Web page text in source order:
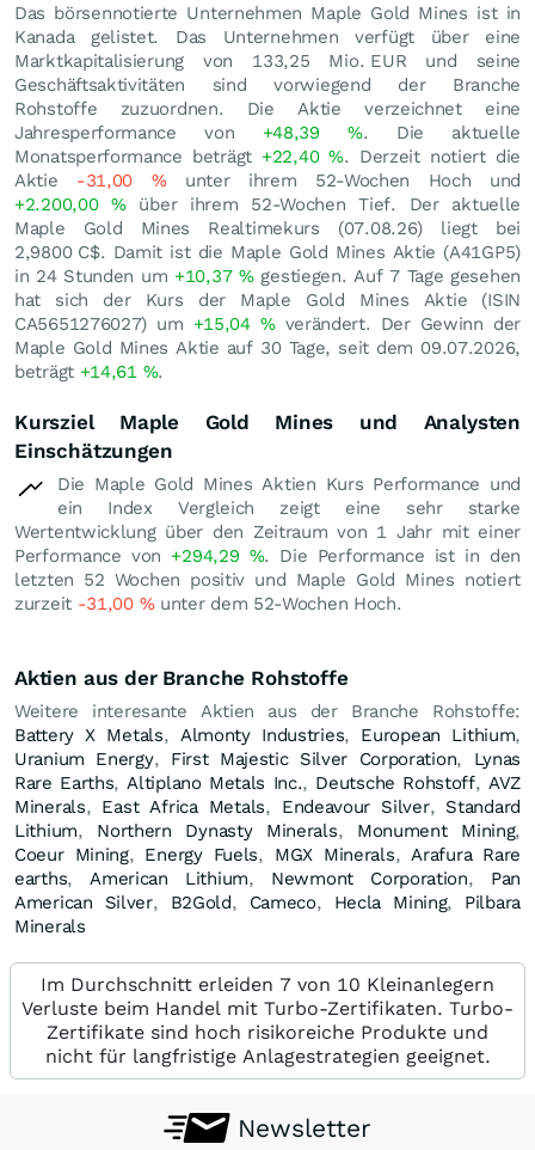
Das börsennotierte Unternehmen Maple Gold Mines ist in
Kanada gelistet. Das Unternehmen verfügt über eine
Marktkapitalisierung von 133,25 Mio. EUR und seine
Geschäftsaktivitäten sind vorwiegend der Branche
Rohstoffe zuzuordnen. Die Aktie verzeichnet eine
Jahresperformance von +48,39%. Die aktuelle
Monatsperformance beträgt +22,40%. Derzeit notiert die
Aktie -31,00 %unter ihrem 52-Wochen Hoch und
+2.200,00%über ihrem 52-Wochen Tief. Der aktuelle
Maple Gold Mines Realtimekurs (07.08.26) liegt bei
2,9800 C$. Damit ist die Maple Gold Mines Aktie (A41GP5)
in 24 Stunden um +10,37%gestiegen. Auf 7 Tage gesehen
hat sich der Kurs der Maple Gold Mines Aktie (ISIN
CA5651276027) um +15,04 %verändert. Der Gewinn der
Maple Gold Mines Aktie auf 30 Tage, seit dem 09.07.2026,
beträgt +14,61 %.
Kursziel Maple Gold Mines und Analysten
Einschätzungen
Die Maple Gold Mines Aktien Kurs Performance und
ein Index Vergleich zeigt eine sehr starke
Wertentwicklung über den Zeitraum von 1 Jahr mit einer
Performance von +294,29 %. Die Performance ist in den
letzten 52 Wochen positiv und Maple Gold Mines notiert
zurzeit -31,00 %unter dem 52-Wochen Hoch.
Aktien aus der Branche Rohstoffe
Weitere interesante Aktien aus der Branche Rohstoffe:
Battery X Metals, Almonty Industries, European Lithium,
Uranium Energy, First Majestic Silver Corporation, Lynas
Rare Earths,Altiplano Metals Inc., Deutsche Rohstoff, AVZ
Minerals, East Africa Metals, Endeavour Silver, Standard
Lithium, Northern Dynasty Minerals, Monument Mining,
Coeur Mining, Energy Fuels, MGX Minerals,Arafura Rare
earths,American Lithium, Newmont Corporation, Pan
American Silver, B2Gold, Cameco, Hecla Mining, Pilbara
Minerals
Im Durchschnitt erleiden 7 von 10 Kleinanlegern
Verluste beim Handel mit Turbo-Zertifikaten. Turbo-
Zertifikate sind hoch risikoreiche Produkte und
nicht für langfristige Anlagestrategien geeignet.
Newsletter